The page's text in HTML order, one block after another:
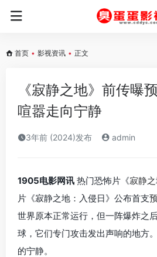
首页 • 影视资讯 • 正文
《寂静之地》前传曝
喧嚣走向宁静
3年前 (2024)发布 admin
1905电影网讯 热门恐怖片《寂静
片《寂静之地：入侵日》公布首支
世界原本正常运行，但一阵爆炸之
球，它们专门攻击发出声响的地方
的宁静。